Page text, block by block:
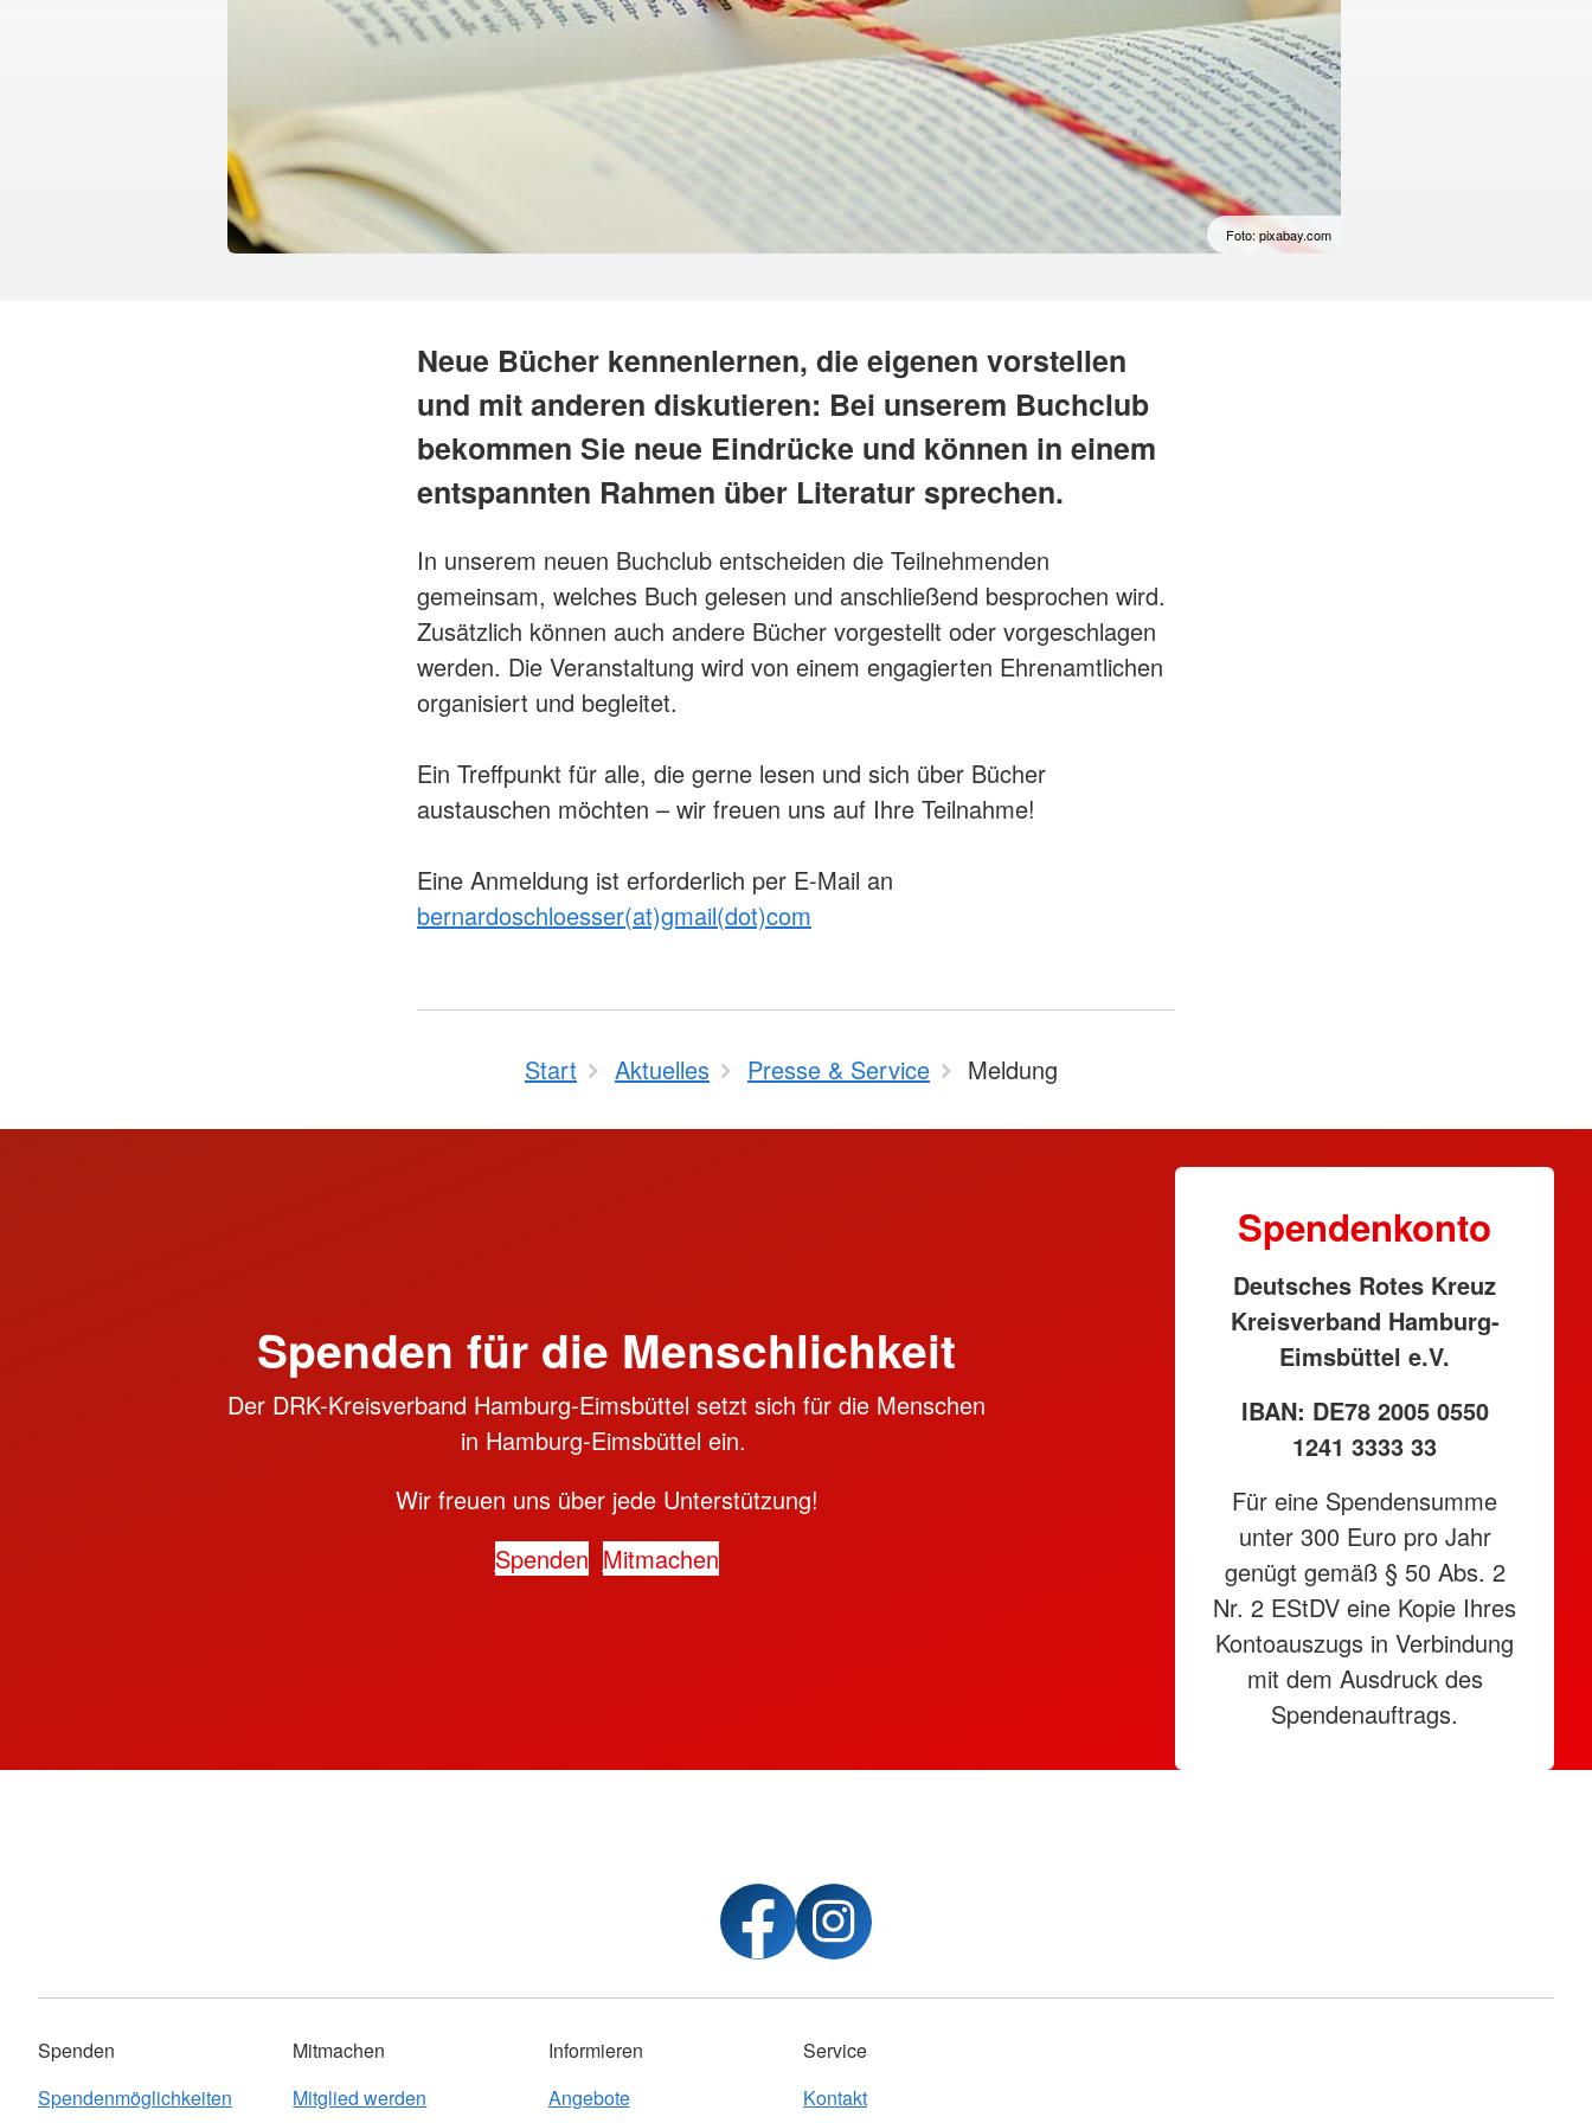
Foto: pixabay.com
Neue Bücher kennenlernen, die eigenen vorstellen
und mit anderen diskutieren: Bei unserem Buchclub
bekommen Sie neue Eindrücke und können in einem
entspannten Rahmen über Literatur sprechen.
In unserem neuen Buchclub entscheiden die Teilnehmenden
gemeinsam, welches Buch gelesen und anschließend besprochen wird.
Zusätzlich können auch andere Bücher vorgestellt oder vorgeschlagen
werden. Die Veranstaltung wird von einem engagierten Ehrenamtlichen
organisiert und begleitet.
Ein Treffpunkt für alle, die gerne lesen und sich über Bücher
austauschen möchten – wir freuen uns auf Ihre Teilnahme!
Eine Anmeldung ist erforderlich per E-Mail an
bernardoschloesser(at)gmail(dot)com
Start Aktuelles Presse & Service Meldung
Spenden für die Menschlichkeit
Der DRK-Kreisverband Hamburg-Eimsbüttel setzt sich für die Menschen
in Hamburg-Eimsbüttel ein.
Wir freuen uns über jede Unterstützung!
Spenden Mitmachen
Spendenkonto
Deutsches Rotes Kreuz
Kreisverband Hamburg-
Eimsbüttel e.V.
IBAN: DE78 2005 0550
1241 3333 33
Für eine Spendensumme
unter 300 Euro pro Jahr
genügt gemäß § 50 Abs. 2
Nr. 2 EStDV eine Kopie Ihres
Kontoauszugs in Verbindung
mit dem Ausdruck des
Spendenauftrags.
Spenden
Spendenmöglichkeiten
Mitmachen
Mitglied werden
Informieren
Angebote
Service
Kontakt